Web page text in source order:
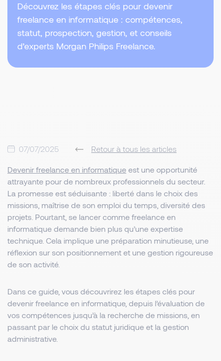
Découvrez les étapes clés pour devenir
freelance en informatique : compétences,
statut, prospection, gestion, et conseils
d’experts Morgan Philips Freelance.
07/07/2025 Retour à tous les articles
Devenir freelance en informatique est une opportunité
attrayante pour de nombreux professionnels du secteur.
La promesse est séduisante : liberté dans le choix des
missions, maîtrise de son emploi du temps, diversité des
projets. Pourtant, se lancer comme freelance en
informatique demande bien plus qu’une expertise
technique. Cela implique une préparation minutieuse, une
réflexion sur son positionnement et une gestion rigoureuse
de son activité.
Dans ce guide, vous découvrirez les étapes clés pour
devenir freelance en informatique, depuis l’évaluation de
vos compétences jusqu’à la recherche de missions, en
passant par le choix du statut juridique et la gestion
administrative.